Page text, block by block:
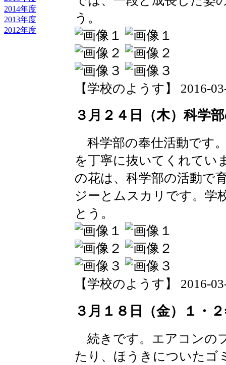
2014年度
2013年度
2012年度
う。
【学校のようす】 2016-
３月２４日（木）科学
科学部の奉仕活動です
を丁寧に抜いてくれてい
の花は、科学部の活動で
ジーとムスカリです。学
とう。
【学校のようす】 2016-
３月１８日（金）１・
続きです。エアコンの
たり、ほうきについたゴ